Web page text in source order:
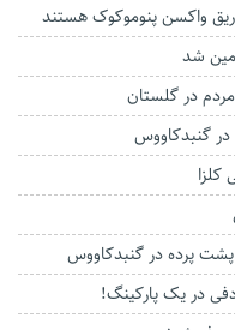
مردم در گلستان
در گنبدکاووس
پرده در گنبدکاووس